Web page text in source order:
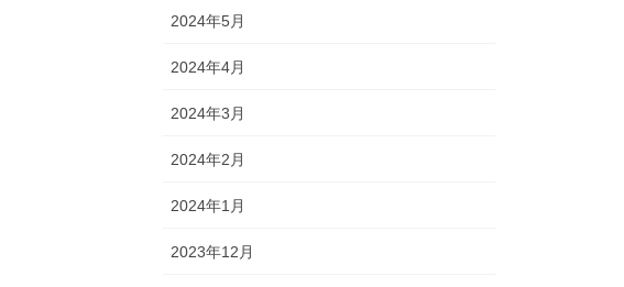
2024年5月
2024年4月
2024年3月
2024年2月
2024年1月
2023年12月